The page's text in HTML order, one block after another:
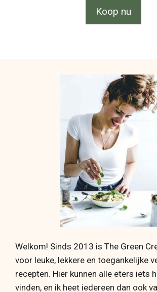
Koop nu
Welkom! Sinds 2013 is The Green
voor leuke, lekkere en toegankelijke
recepten. Hier kunnen alle eters iets
vinden, en ik heet iedereen dan ook